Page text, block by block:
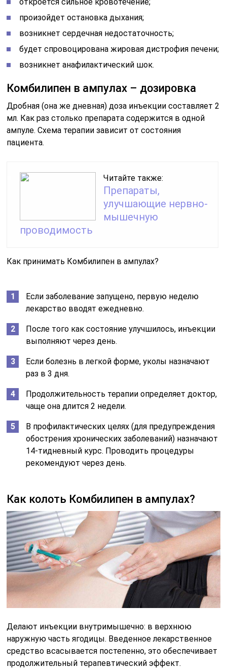
произойдет остановка дыхания;
возникнет сердечная недостаточность;
будет спровоцирована жировая дистрофия печени;
возникнет анафилактический шок.
Комбилипен в ампулах – дозировка
Дробная (она же дневная) доза инъекции составляет 2
мл. Как раз столько препарата содержится в одной
ампуле. Схема терапии зависит от состояния
пациента.
Читайте также:
Препараты,
улучшающие нервно-
мышечную
проводимость
Как принимать Комбилипен в ампулах?
Если заболевание запущено, первую неделю
лекарство вводят ежедневно.
После того как состояние улучшилось, инъекции
выполняют через день.
Если болезнь в легкой форме, уколы назначают
раз в 3 дня.
Продолжительность терапии определяет доктор,
чаще она длится 2 недели.
В профилактических целях (для предупреждения
обострения хронических заболеваний) назначают
14-тидневный курс. Проводить процедуры
рекомендуют через день.
Как колоть Комбилипен в ампулах?
Делают инъекции внутримышечно: в верхнюю
наружную часть ягодицы. Введенное лекарственное
средство всасывается постепенно, это обеспечивает
продолжительный терапевтический эффект.